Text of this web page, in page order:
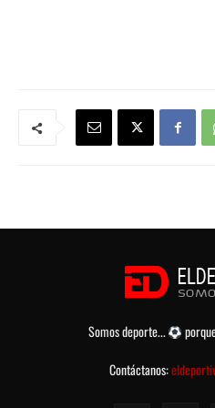
Somos deporte...
Contáctanos: